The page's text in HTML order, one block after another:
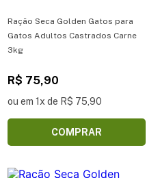
Ração Seca Golden Gatos para
Gatos Adultos Castrados Carne
3kg
R$ 75,90
ou em 1x de R$ 75,90
COMPRAR